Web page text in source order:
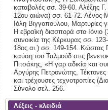
καταβολές σσ. 39-60. Αλέξης Γ.
12ου αιώνα) σσ. 61-72. Λένος
Ιόλη Βιγγοπούλου, Μαρτυρίες
Η εβραϊκή διασπορά στο
συνοικία της Κέρκυρας σσ.
18ος αι.) σσ. 149-154. Κώστας
καύση του Ταλμούδ στις
Πιτσάκης, «Η γαρ αδικία και
Αργύρης Πετρονώτης, Τέκτονες
και τρέχουσες τεχνοτροπίες
Σύνολο σελ. 256.
Λέξεις - κλειδιά